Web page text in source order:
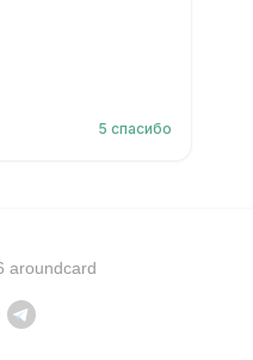
5 спасибо
aroundcard